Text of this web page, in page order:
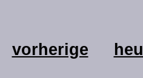
vorherige